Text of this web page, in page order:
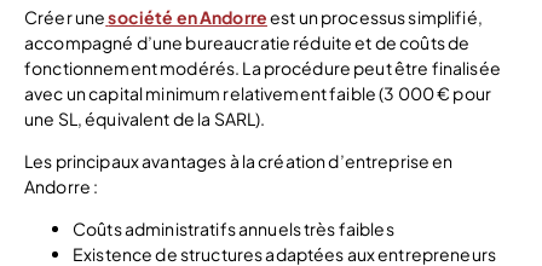
Créer unesociété en Andorreest un processus simplifié,
accompagné d’une bureaucratie réduite et de coûts de
fonctionnement modérés. La procédure peut être finalisée
avec un capital minimum relativement faible (3 000 € pour
une SL, équivalent de la SARL).
Les principaux avantages à la création d’entreprise en
Andorre :
Coûts administratifs annuels très faibles
Existence de structures adaptées aux entrepreneurs